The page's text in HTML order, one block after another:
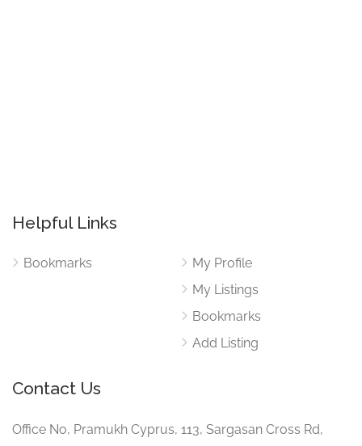
Helpful Links
Bookmarks
My Profile
My Listings
Bookmarks
Add Listing
Contact Us
Office No, Pramukh Cyprus, 113, Sargasan Cross Rd,